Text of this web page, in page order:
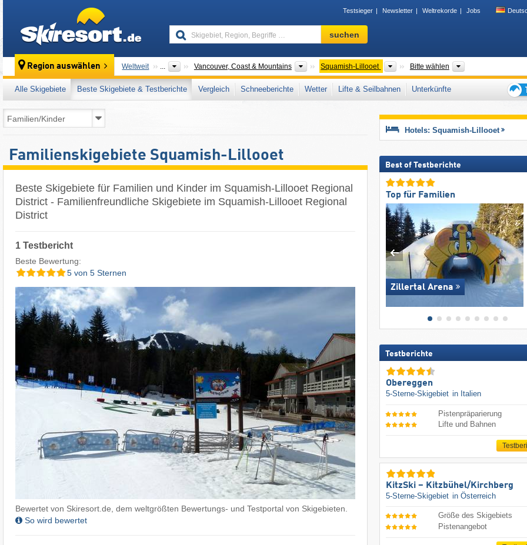
Testsieger Newsletter Weltrekorde Jobs
Skigebiet,
Region,
…
suchen
Region auswählen Weltweit ... Vancouver, Coast & Mountains Tourismusregionen
Squamish-Lillooet Regionaldistrikte
Bitte wählen
Alle Skigebiete Beste Skigebiete & Testberichte Vergleich Schneeberichte Wetter Lifte & Seilbahnen
Unterkünfte
für
Familienskigebiete Squamish-Lillooet
Beste Skigebiete für Familien und Kinder im Squamish-Lillooet Regional
District - Familienfreundliche Skigebiete im Squamish-Lillooet Regional
District
1 Testbericht
Beste Bewertung:
5 von 5 Sternen
Bewertet von Skiresort.de, dem weltgrößten Bewertungs- und Testportal von Skigebieten.
So wird bewertet
Hotels: Squamish-Lillooet
Best of Testberichte
Top für Familien
Zillertal Arena
Testberichte
Obereggen
5-Sterne-Skigebiet in Italien
Pistenpräparierung
Lifte und Bahnen
KitzSki – Kitzbühel/​Kirchberg
5-Sterne-Skigebiet in Österreich
Größe des Skigebiets
Pistenangebot